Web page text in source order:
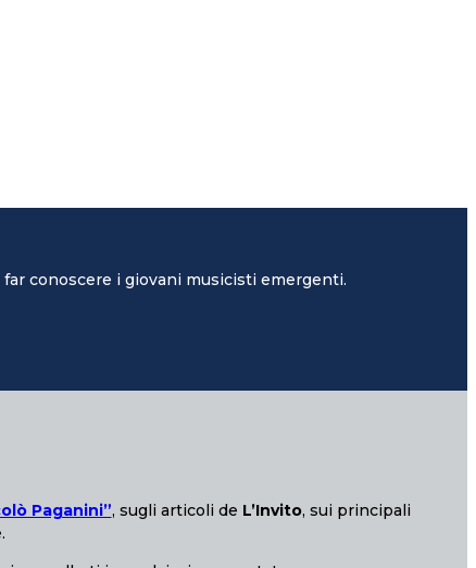
conoscere i giovani musicisti emergenti.
Paganini”, sugli articoli de L’Invito, sui principali